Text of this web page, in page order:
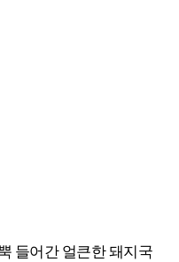
들어간 얼큰한 돼지국